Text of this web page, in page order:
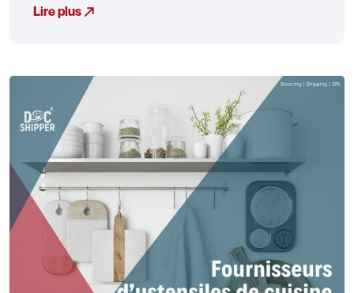
Lire plus